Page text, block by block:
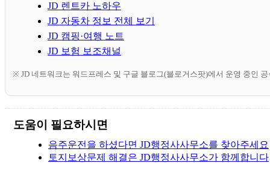
JD 렌트카 노하우
JD 자동차 정보 전체 보기
JD 캠핑·여행 노트
JD 보험 보조채널
※ JD 네트워크는 워드프레스 및 구글 블로그(블로거스팟)에서 운영 중인
도움이 필요하시면
음주운전을 하셨다면 JD행정사사무소를 찾아주세요
토지보상문제 해결은 JD행정사사무소가 함께합니다